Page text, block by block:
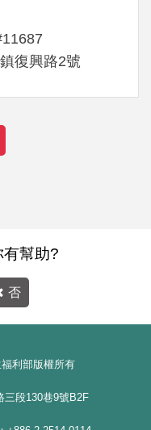
復興路2號
幫助?
否
利部版權所有
三段130巷9號B2F